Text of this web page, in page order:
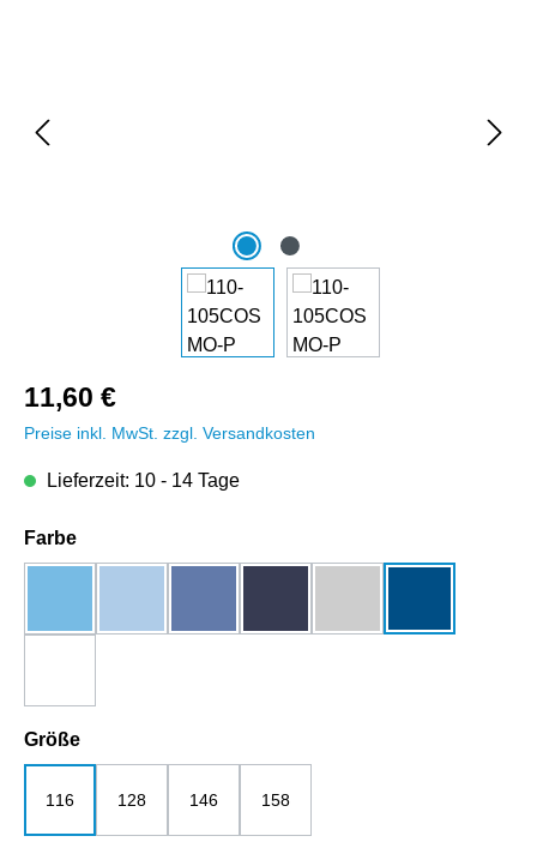
11,60 €
Preise inkl. MwSt. zzgl. Versandkosten
Lieferzeit: 10 - 14 Tage
Farbeauswählen
Größeauswählen
116 128 146 158